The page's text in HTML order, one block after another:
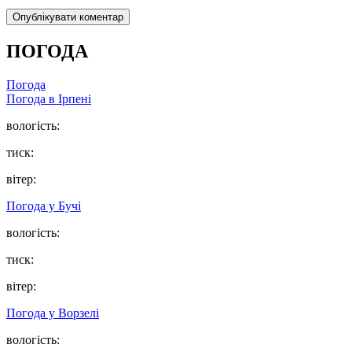
ПОГОДА
Погода
Погода в Ірпені
вологість:
тиск:
вітер:
Погода у Бучі
вологість:
тиск:
вітер:
Погода у Ворзелі
вологість: